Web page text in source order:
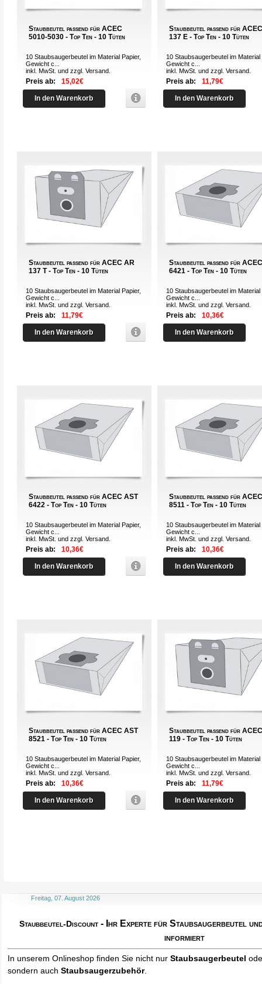
Staubbeutel passend für ACEC
5010-5030 - Top Ten - 10 Tüten
10 Staubsaugerbeutel im Material Papier,
Gewicht c...
inkl. MwSt. und zzgl.Versand
Preis ab: 15,02€
In den Warenkorb
Staubbeutel passend für
137 E - Top Ten - 10 Tüten
10 Staubsaugerbeutel im Material
Gewicht c...
inkl. MwSt. und zzgl.Versand
Preis ab: 11,79€
In den Warenkorb
Staubbeutel passend für ACEC AR
137 T - Top Ten - 10 Tüten
10 Staubsaugerbeutel im Material Papier,
Gewicht c...
inkl. MwSt. und zzgl.Versand
Preis ab: 11,79€
In den Warenkorb
Staubbeutel passend für
6421 - Top Ten - 10 Tüten
10 Staubsaugerbeutel im Material
Gewicht c...
inkl. MwSt. und zzgl.Versand
Preis ab: 10,36€
In den Warenkorb
Staubbeutel passend für ACEC AST
6422 - Top Ten - 10 Tüten
10 Staubsaugerbeutel im Material Papier,
Gewicht c...
inkl. MwSt. und zzgl.Versand
Preis ab: 10,36€
In den Warenkorb
Staubbeutel passend für
8511 - Top Ten - 10 Tüten
10 Staubsaugerbeutel im Material
Gewicht c...
inkl. MwSt. und zzgl.Versand
Preis ab: 10,36€
In den Warenkorb
Staubbeutel passend für ACEC AST
8521 - Top Ten - 10 Tüten
10 Staubsaugerbeutel im Material Papier,
Gewicht c...
inkl. MwSt. und zzgl.Versand
Preis ab: 10,36€
In den Warenkorb
Staubbeutel passend für
119 - Top Ten - 10 Tüten
10 Staubsaugerbeutel im Material
Gewicht c...
inkl. MwSt. und zzgl.Versand
Preis ab: 11,79€
In den Warenkorb
Freitag, 07. August 2026
Staubbeutel-Discount - Ihr Experte für Staubsaugerbeutel
informiert
In unserem Onlineshop finden Sie nicht nurStaubsaugerbeutel
sondern auchStaubsaugerzubehör.